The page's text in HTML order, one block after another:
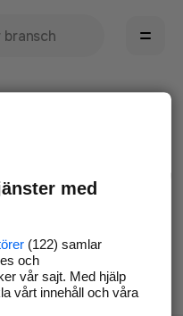
kan avhjälpa det.
och försök igen
med
(122) samlar
och
vår sajt. Med hjälp
vårt innehåll och våra